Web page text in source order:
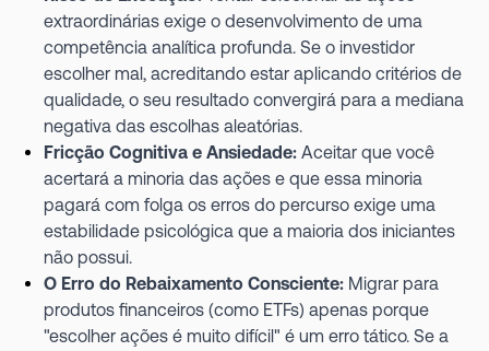
extraordinárias exige o desenvolvimento de uma
competência analítica profunda. Se o investidor
escolher mal, acreditando estar aplicando critérios de
qualidade, o seu resultado convergirá para a mediana
negativa das escolhas aleatórias.
Fricção Cognitiva e Ansiedade: Aceitar que você
acertará a minoria das ações e que essa minoria
pagará com folga os erros do percurso exige uma
estabilidade psicológica que a maioria dos iniciantes
não possui.
O Erro do Rebaixamento Consciente: Migrar para
produtos financeiros (como ETFs) apenas porque
"escolher ações é muito difícil" é um erro tático. Se a